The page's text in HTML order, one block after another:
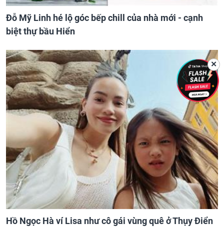
Đỗ Mỹ Linh hé lộ góc bếp chill của nhà mới - cạnh
biệt thự bầu Hiển
Hồ Ngọc Hà ví Lisa như cô gái vùng quê ở Thụy Điển
✕